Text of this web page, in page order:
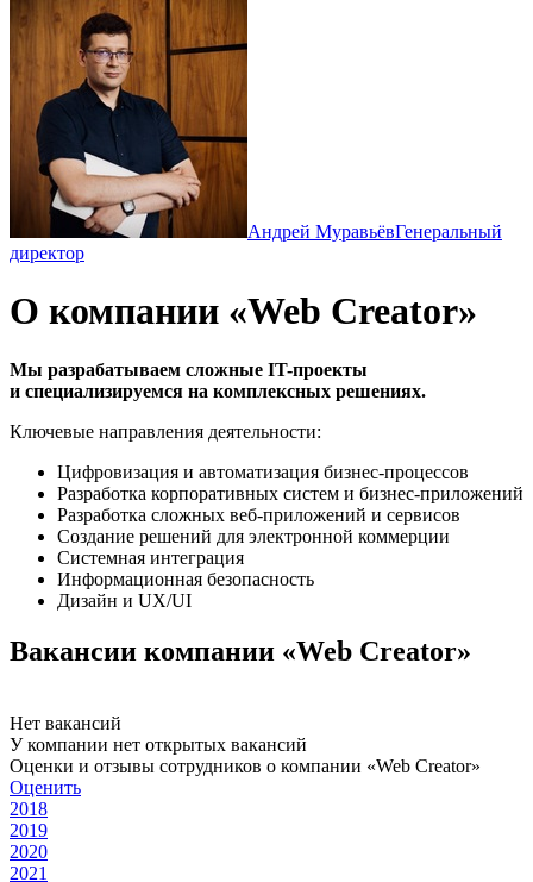
Андрей МуравьёвГенеральный
директор
О компании «Web Creator»
Мы разрабатываем сложные IT-проекты
и специализируемся на комплексных решениях.
Ключевые направления деятельности:
Цифровизация и автоматизация бизнес-процессов
Разработка корпоративных систем и бизнес-приложений
Разработка сложных веб-приложений и сервисов
Создание решений для электронной коммерции
Системная интеграция
Информационная безопасность
Дизайн и UX/UI
Вакансии компании «Web Creator»
Нет вакансий
У компании нет открытых вакансий
Оценки и отзывы сотрудников о компании «Web Creator»
Оценить
2018
2019
2020
2021